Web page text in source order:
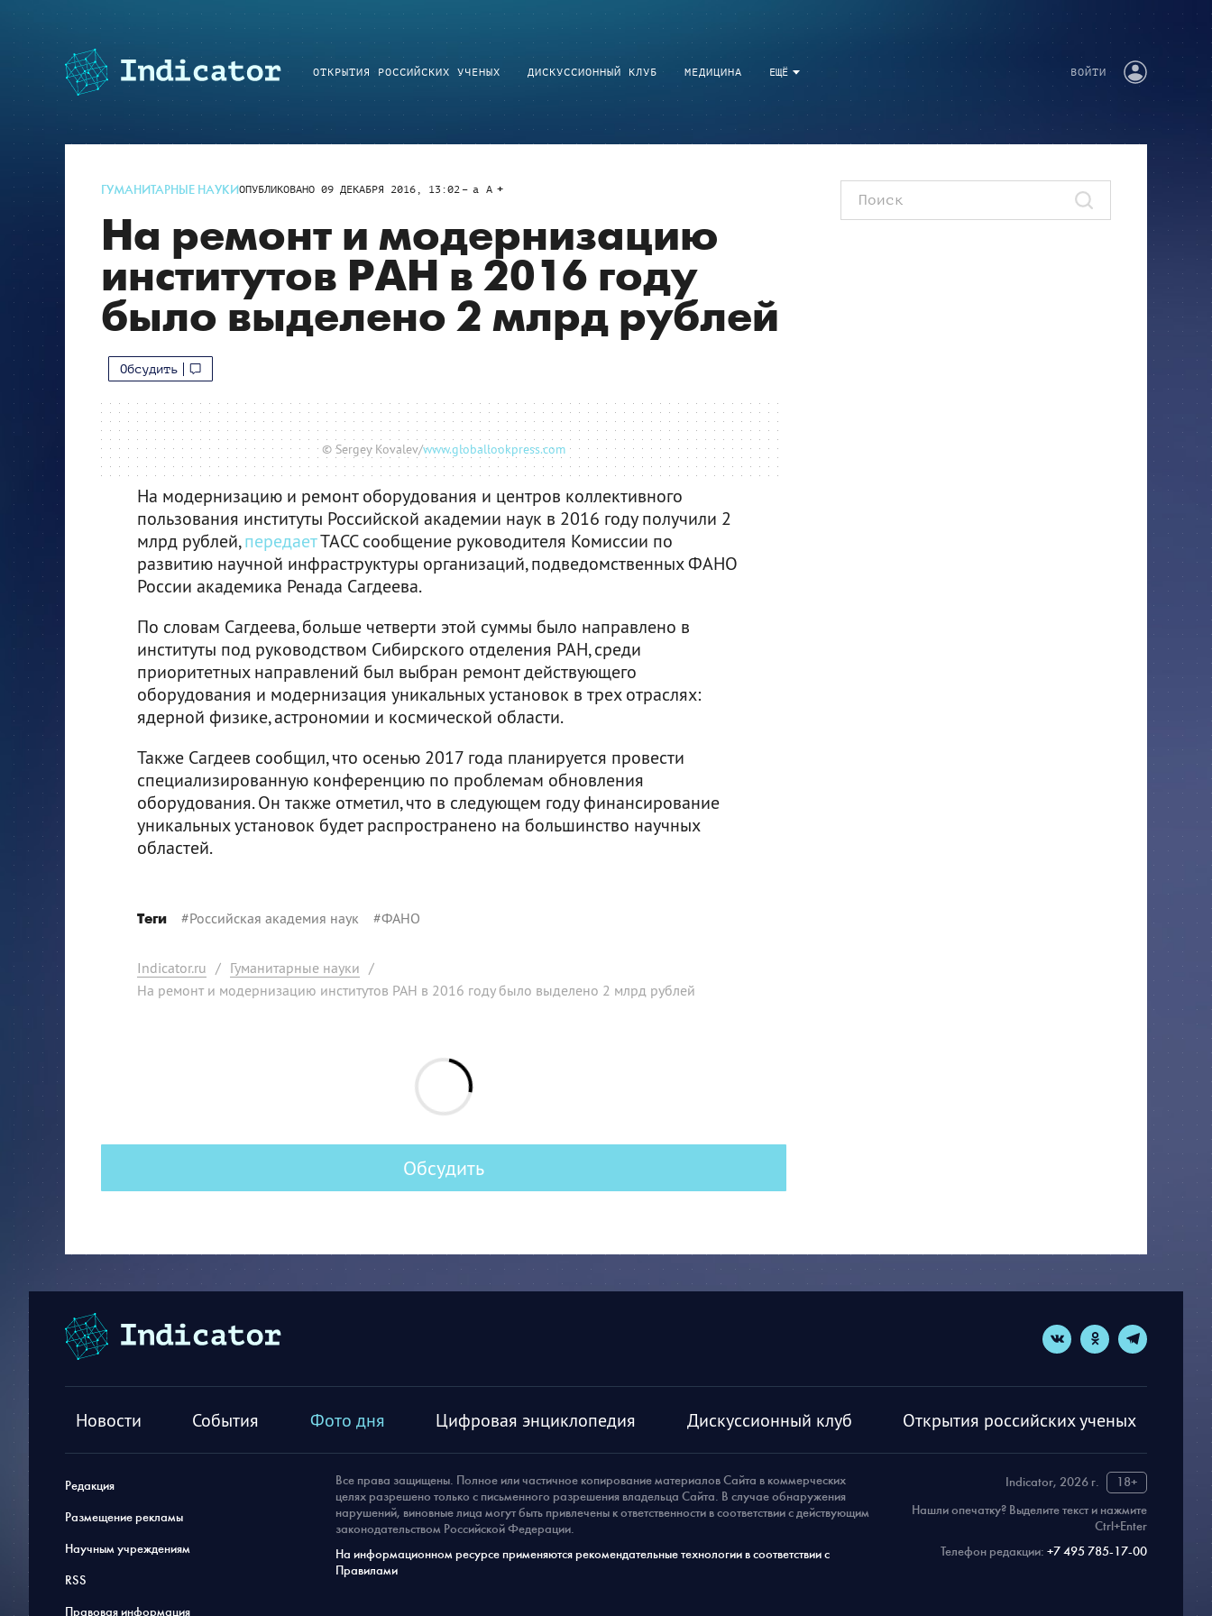
ЕЩЁ
ОТКРЫТИЯ РОССИЙСКИХ УЧЕНЫХ ДИСКУССИОННЫЙ КЛУБ МЕДИЦИНА ВОЙТИ
ГУМАНИТАРНЫЕ НАУКИОПУБЛИКОВАНО 09 ДЕКАБРЯ 2016, 13:02 a A
На ремонт и модернизацию
институтов РАН в 2016 году
было выделено 2 млрд рублей
Обсудить
© Sergey Kovalev/www.globallookpress.com
На модернизацию и ремонт оборудования и центров коллективного
пользования институты Российской академии наук в 2016 году получили 2
млрд рублей,передаетТАСС сообщение руководителя Комиссии по
развитию научной инфраструктуры организаций, подведомственных ФАНО
России академика Ренада Сагдеева.
По словам Сагдеева, больше четверти этой суммы было направлено в
институты под руководством Сибирского отделения РАН, среди
приоритетных направлений был выбран ремонт действующего
оборудования и модернизация уникальных установок в трех отраслях:
ядерной физике, астрономии и космической области.
Также Сагдеев сообщил, что осенью 2017 года планируется провести
специализированную конференцию по проблемам обновления
оборудования. Он также отметил, что в следующем году финансирование
уникальных установок будет распространено на большинство научных
областей.
Теги #Российская академия наук #ФАНО
Indicator.ru / Гуманитарные науки /
На ремонт и модернизацию институтов РАН в 2016 году было выделено 2 млрд рублей
Обсудить
Новости События Фото дня Цифровая энциклопедия Дискуссионный клуб Открытия российских ученых
Редакция
Размещение рекламы
Научным учреждениям
RSS
Правовая информация
Indicator, 2026 г.
18+
Нашли опечатку? Выделите текст и нажмите
Ctrl+Enter
Телефон редакции: +7 495 785-17-00
Все права защищены. Полное или частичное копирование материалов Сайта в коммерческих
целях разрешено только с письменного разрешения владельца Сайта. В случае обнаружения
нарушений, виновные лица могут быть привлечены к ответственности в соответствии с действующим
законодательством Российской Федерации.
На информационном ресурсе применяются рекомендательные технологии в соответствии с
Правилами